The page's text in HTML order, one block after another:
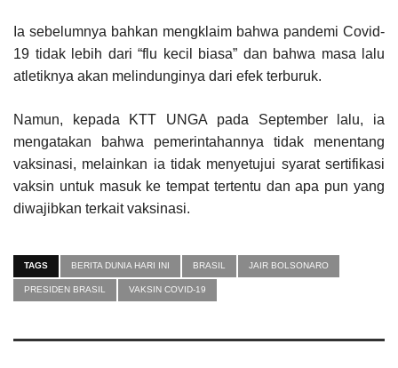
Ia sebelumnya bahkan mengklaim bahwa pandemi Covid-
19 tidak lebih dari “flu kecil biasa” dan bahwa masa lalu
atletiknya akan melindunginya dari efek terburuk.
Namun, kepada KTT UNGA pada September lalu, ia
mengatakan bahwa pemerintahannya tidak menentang
vaksinasi, melainkan ia tidak menyetujui syarat sertifikasi
vaksin untuk masuk ke tempat tertentu dan apa pun yang
diwajibkan terkait vaksinasi.
TAGS BERITA DUNIA HARI INI BRASIL JAIR BOLSONARO
PRESIDEN BRASIL VAKSIN COVID-19